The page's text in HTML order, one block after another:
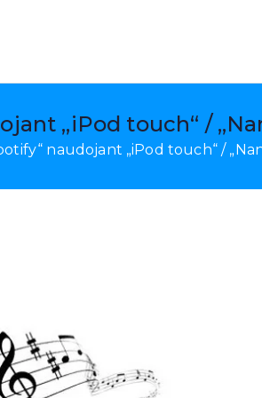
„iPod touch“ /
naudojant „iPod touch“ /